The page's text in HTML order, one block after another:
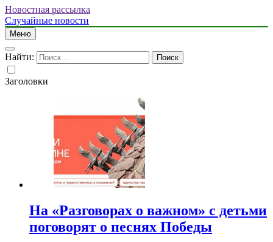
Новостная рассылка
Случайные новости
Меню
Найти:
Заголовки
На «Разговорах о важном» с детьми
поговорят о песнях Победы